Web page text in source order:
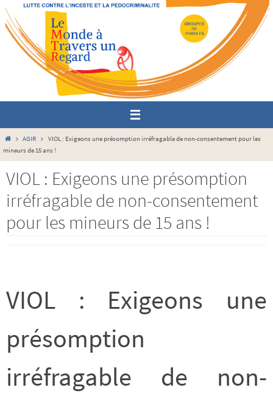
Passer
vers
contenu
HomeAGIR
VIOL : Exigeons une présomption irréfragable de non-consentement pour les
mineurs de 15 ans !
VIOL : Exigeons une présomption
irréfragable de non-consentement
pour les mineurs de 15 ans !
VIOL : Exigeons une
présomption
irréfragable de non-